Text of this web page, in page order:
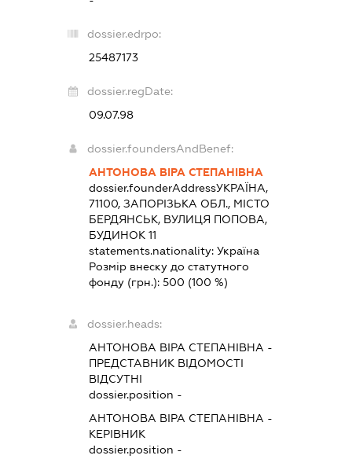
dossier.edrpo:
25487173
dossier.regDate:
09.07.98
dossier.foundersAndBenef:
АНТОНОВА ВІРА СТЕПАНІВНА
dossier.founderAddressУКРАЇНА,
71100, ЗАПОРІЗЬКА ОБЛ., МІСТО
БЕРДЯНСЬК, ВУЛИЦЯ ПОПОВА,
БУДИНОК 11
statements.nationality: Україна
Розмір внеску до статутного
фонду (грн.): 500 (100 %)
dossier.heads:
АНТОНОВА ВІРА СТЕПАНІВНА -
ПРЕДСТАВНИК ВІДОМОСТІ
ВІДСУТНІ
dossier.position -
АНТОНОВА ВІРА СТЕПАНІВНА -
КЕРІВНИК
dossier.position -